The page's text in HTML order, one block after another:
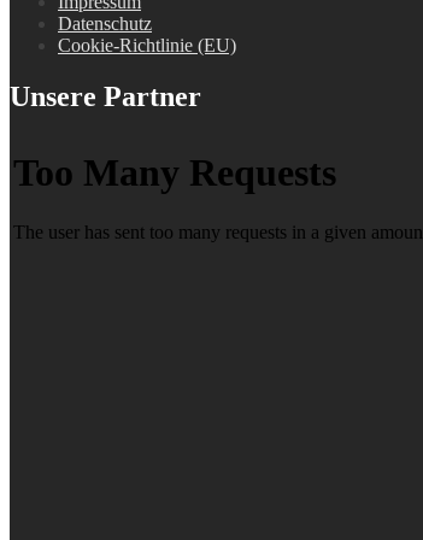
Datenschutz
Cookie-Richtlinie (EU)
Unsere Partner